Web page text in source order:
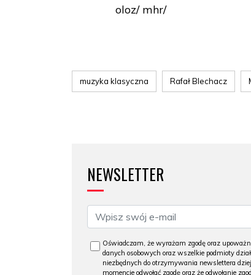
oloz/ mhr/
muzyka klasyczna Rafał Blechacz
NEWSLETTER
Oświadczam, że wyrażam zgodę oraz
danych osobowych oraz wszelkie podmioty
niezbędnych do otrzymywania newslettera
momencie odwołać zgodę oraz że odwołanie